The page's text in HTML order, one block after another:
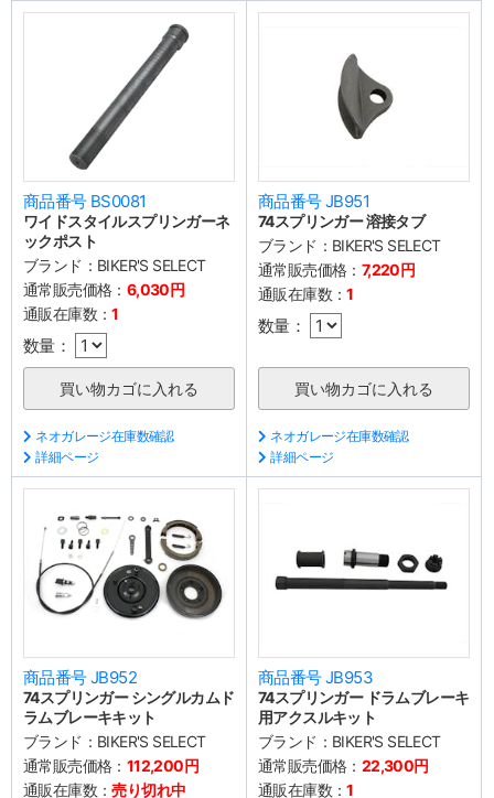
商品番号 BS0081
ワイドスタイルスプリンガーネ
ックポスト
ブランド： BIKER'S SELECT
通常販売価格： 6,030円
通販在庫数：1
数量：
ネオガレージ在庫数確認
詳細ページ
商品番号 JB951
74スプリンガー 溶接タブ
ブランド： BIKER'S SELECT
通常販売価格： 7,220円
通販在庫数：1
数量：
ネオガレージ在庫数確認
詳細ページ
商品番号 JB952
74スプリンガー シングルカムド
ラムブレーキキット
ブランド： BIKER'S SELECT
通常販売価格： 112,200円
通販在庫数：売り切れ中
商品番号 JB953
74スプリンガー ドラムブレーキ
用アクスルキット
ブランド： BIKER'S SELECT
通常販売価格： 22,300円
通販在庫数：1